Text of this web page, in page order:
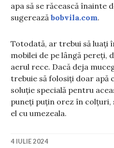
apa să se răcească înainte
sugereazăbobvila.com.
Totodată, ar trebui să luați
mobilei de pe lângă pereți,
aerul rece. Dacă deja
trebuie să folosiți doar apă
soluție specială pentru
puneți puțin orez în colțuri,
el cu umezeala.
4 IULIE 2024